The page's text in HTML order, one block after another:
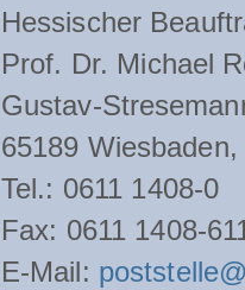
Hessischer
Prof. Dr. Michael
Gustav-
65189
Tel.: 0611 1408-0
Fax: 0611 1408-
E-Mail: